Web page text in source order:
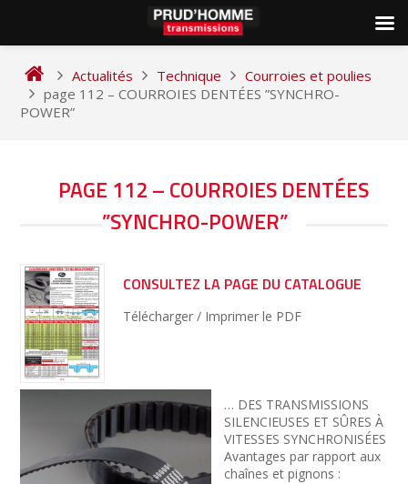
content
Actualités Technique
Courroies et poulies
page 112 – COURROIES DENTÉES ”SYNCHRO-
POWER”
PAGE 112 – COURROIES DENTÉES
”SYNCHRO-POWER”
CONSULTEZ LA PAGE DU CATALOGUE
Télécharger / Imprimer le PDF
… DES TRANSMISSIONS
SILENCIEUSES ET SÛRES À
VITESSES SYNCHRONISÉES
Avantages par rapport aux
chaînes et pignons :
NAVIGATION